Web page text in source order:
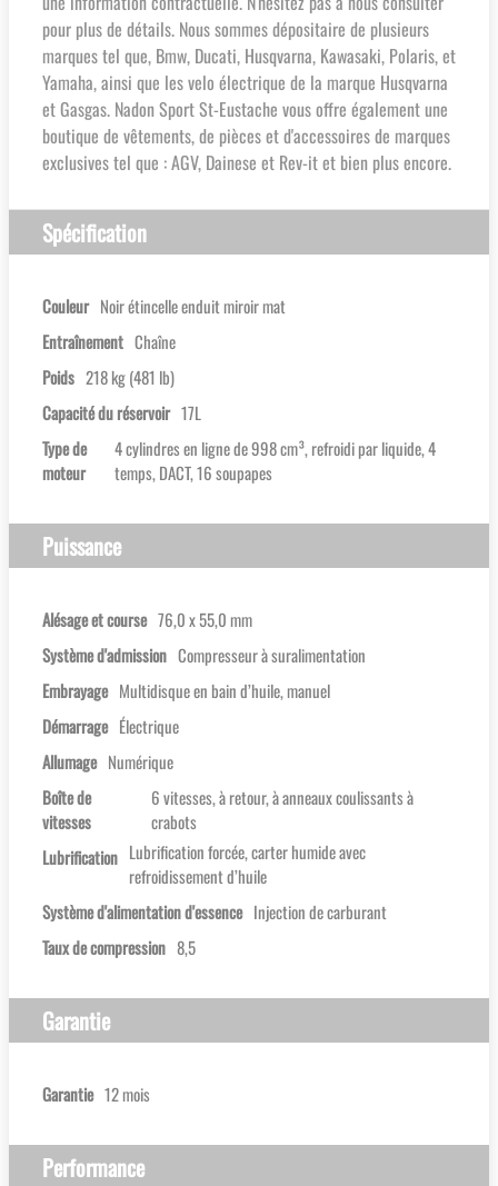
pour plus de détails. Nous sommes dépositaire de plusieurs
marques tel que, Bmw, Ducati, Husqvarna, Kawasaki, Polaris, et
Yamaha, ainsi que les velo électrique de la marque Husqvarna
et Gasgas. Nadon Sport St-Eustache vous offre également une
boutique de vêtements, de pièces et d'accessoires de marques
exclusives tel que : AGV, Dainese et Rev-it et bien plus encore.
Spécification
Couleur Noir étincelle enduit miroir mat
Entraînement Chaîne
Poids 218 kg (481 lb)
Capacité du réservoir 17L
Type de
moteur
4 cylindres en ligne de 998 cm³, refroidi par liquide, 4
temps, DACT, 16 soupapes
Puissance
Alésage et course 76,0 x 55,0 mm
Système d'admission Compresseur à suralimentation
Embrayage Multidisque en bain d’huile, manuel
Démarrage Électrique
Allumage Numérique
Boîte de
vitesses
6 vitesses, à retour, à anneaux coulissants à
crabots
Lubrification Lubrification forcée, carter humide avec
refroidissement d’huile
Système d'alimentation d'essence Injection de carburant
Taux de compression 8,5
Garantie
Garantie 12 mois
Performance